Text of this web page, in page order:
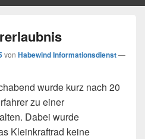
von Habewind Informationsdienst—
wurde kurz nach 20
zu einer
Dabei wurde
Kleinkraftrad keine